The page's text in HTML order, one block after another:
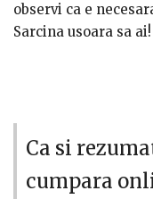
observi ca e
Sarcina usoara sa ai!
Ca si
cumpara